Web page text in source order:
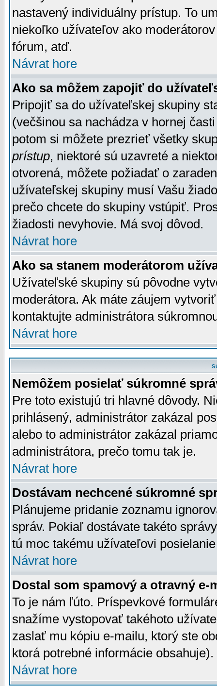
nastavený individuálny prístup. To
niekoľko užívateľov ako
fórum, atď.
Návrat hore
Ako sa môžem zapojiť do
Pripojiť sa do užívateľskej skupiny
(večšinou sa nachádza v hornej
potom si môžete prezrieť všetky
prístup, niektoré sú uzavreté a
otvorená, môžete požiadať o
užívateľskej skupiny musí Vašu
prečo chcete do skupiny vstúpiť.
žiadosti nevyhovie. Má svoj dôvod.
Návrat hore
Ako sa stanem moderátorom
Užívateľské skupiny sú pôvodne
moderátora. Ak máte záujem
kontaktujte administrátora
Návrat hore
Nemôžem posielať súkromné
Pre toto existujú tri hlavné dôvody.
prihlásený, administrátor zakázal
alebo to administrátor zakázal
administrátora, prečo tomu tak je.
Návrat hore
Dostávam nechcené súkromné
Plánujeme pridanie zoznamu
správ. Pokiaľ dostávate takéto
tú moc takému užívateľovi
Návrat hore
Dostal som spamový a otravný e-
To je nám ľúto. Príspevkové
snažíme vystopovať takéhoto
zaslať mu kópiu e-mailu, ktorý ste
ktorá potrebné informácie
Návrat hore